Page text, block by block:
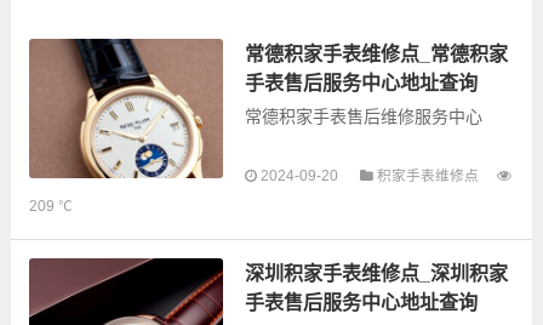
常德积家手表维修点_常德积家
手表售后服务中心地址查询
常德积家手表售后维修服务中心
息，可以为您提供积家全型号手表
的故障检测维修，手表保养等业
务，为了享受优质...
2024-09-20
积家手表维修点
209 ℃
深圳积家手表维修点_深圳积家
手表售后服务中心地址查询